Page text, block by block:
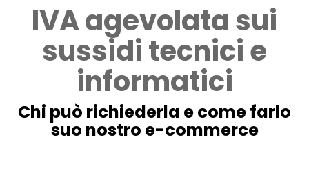
IVA agevolata sui
sussidi tecnici e
informatici
Chi può richiederla e come farlo
suo nostro e-commerce